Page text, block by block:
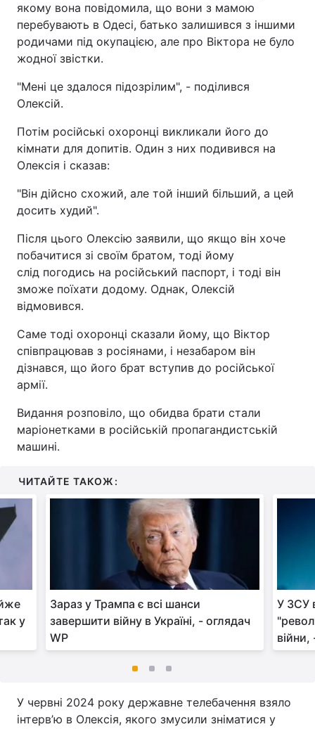
якому вона повідомила, що вони з мамою
перебувають в Одесі, батько залишився з іншими
родичами під окупацією, але про Віктора не було
жодної звістки.
"Мені це здалося підозрілим", - поділився
Олексій.
Потім російські охоронці викликали його до
кімнати для допитів. Один з них подивився на
Олексія і сказав:
"Він дійсно схожий, але той інший більший, а цей
досить худий".
Після цього Олексію заявили, що якщо він хоче
побачитися зі своїм братом, тоді йому
слід погодись на російський паспорт, і тоді він
зможе поїхати додому. Однак, Олексій
відмовився.
Саме тоді охоронці сказали йому, що Віктор
співпрацював з росіянами, і незабаром він
дізнався, що його брат вступив до російської
армії.
Видання розповіло, що обидва брати стали
маріонетками в російській пропагандистській
машині.
ЧИТАЙТЕ ТАКОЖ:
у
Зараз у Трампа є всі шанси
завершити війну в Україні, - оглядач
WP
У ЗСУ
війни,
У червні 2024 року державне телебачення взяло
інтерв’ю в Олексія, якого змусили зніматися у